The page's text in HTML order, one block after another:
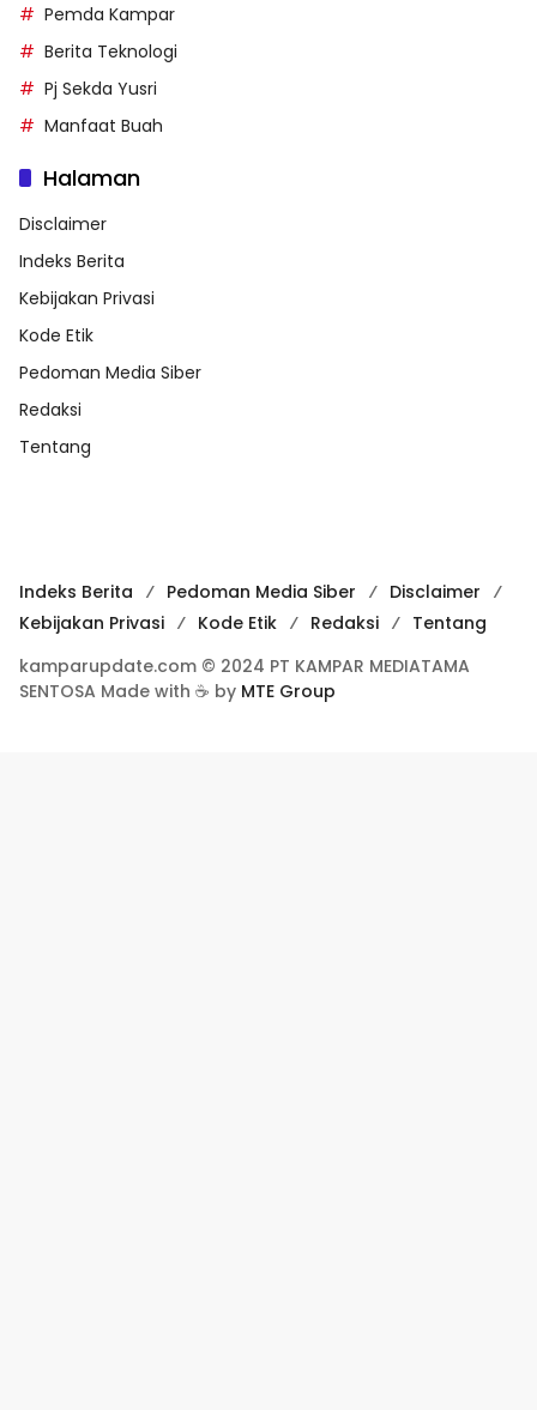
Pemda Kampar
Berita Teknologi
Pj Sekda Yusri
Manfaat Buah
Halaman
Disclaimer
Indeks Berita
Kebijakan Privasi
Kode Etik
Pedoman Media Siber
Redaksi
Tentang
Indeks Berita Pedoman Media Siber
Disclaimer
Kebijakan Privasi
Kode Etik Redaksi
Tentang
kamparupdate.com © 2024 PT KAMPAR MEDIATAMA
SENTOSA Made with ☕ by MTE Group